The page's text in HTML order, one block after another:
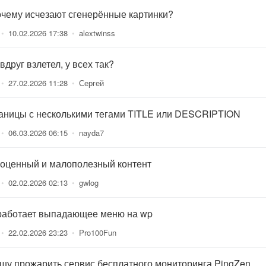
исчезают сгенерённые картинки?
• 10.02.2026 17:38 • alextwinss
взлетел, у всех так?
• 27.02.2026 11:28 • Сергей
с несколькими тегами TITLE или DESCRIPTION
• 06.03.2026 06:15 • nayda7
и малополезный контент
• 02.02.2026 02:13 • gwlog
выпадающее меню на wp
• 22.02.2026 23:23 • Pro100Fun